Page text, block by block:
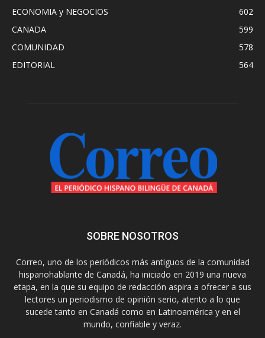
ECONOMIA y NEGOCIOS
602
CANADA
599
COMUNIDAD
578
EDITORIAL
564
SOBRE NOSOTROS
Correo, uno de los periódicos más antiguos de la comunidad
hispanohablante de Canadá, ha iniciado en 2019 una nueva
etapa, en la que su equipo de redacción aspira a ofrecer a sus
lectores un periodismo de opinión serio, atento a lo que
sucede tanto en Canadá como en Latinoamérica y en el
mundo, confiable y veraz.